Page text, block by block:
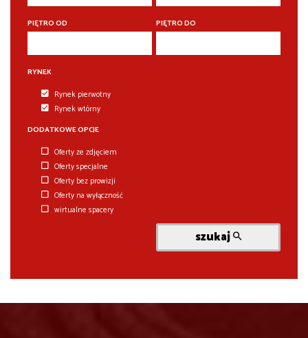
PIĘTRO OD PIĘTRO DO
RYNEK
Rynek pierwotny
Rynek wtórny
DODATKOWE OPCJE
Oferty ze zdjęciem
Oferty specjalne
Oferty bez prowizji
Oferty na wyłączność
wirtualne spacery
szukaj